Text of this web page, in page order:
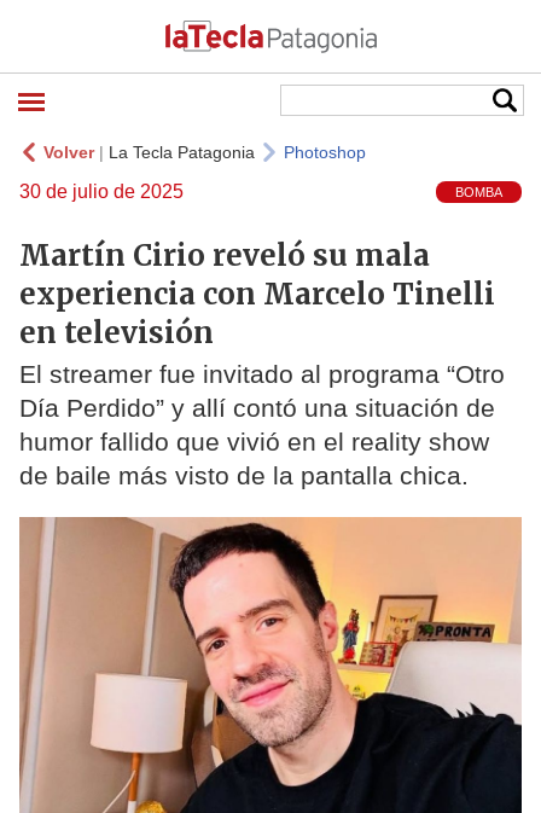
Volver| La Tecla Patagonia Photoshop
30 de julio de 2025 BOMBA
Martín Cirio reveló su mala
experiencia con Marcelo Tinelli
en televisión
El streamer fue invitado al programa “Otro
Día Perdido” y allí contó una situación de
humor fallido que vivió en el reality show
de baile más visto de la pantalla chica.